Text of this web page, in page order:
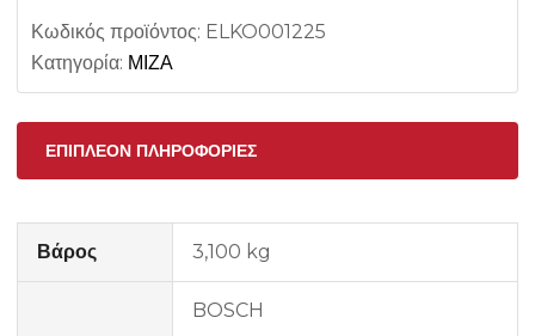
Κωδικός προϊόντος: ELKO001225
Κατηγορία: ΜΙΖΑ
ΕΠΙΠΛΈΟΝ ΠΛΗΡΟΦΟΡΊΕΣ
Βάρος 3,100 kg
BOSCH